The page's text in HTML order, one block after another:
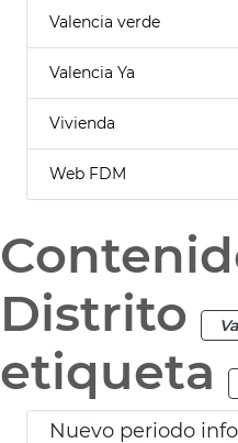
Valencia verde
Valencia Ya
Vivienda
Web FDM
Distrito
etiqueta